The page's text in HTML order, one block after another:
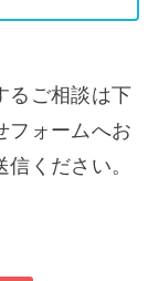
るご相談は下
フォームへお
ください。